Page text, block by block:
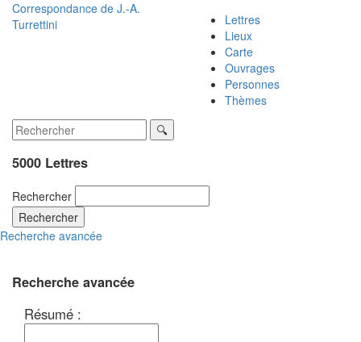
Correspondance de J.-A.
Turrettini
Lettres
Lieux
Carte
Ouvrages
Personnes
Thèmes
5000 Lettres
Rechercher
Rechercher
Recherche avancée
Recherche avancée
Résumé :